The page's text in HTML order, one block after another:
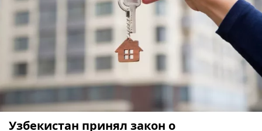
Узбекистан принял закон о